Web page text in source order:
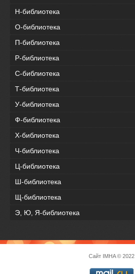
Н-библиотека
О-библиотека
П-библиотека
Р-библиотека
С-библиотека
Т-библиотека
У-библиотека
Ф-библиотека
Х-библиотека
Ч-библиотека
Ц-библиотека
Ш-библиотека
Щ-библиотека
Э, Ю, Я-библиотека
Сайт IMHA© 2022